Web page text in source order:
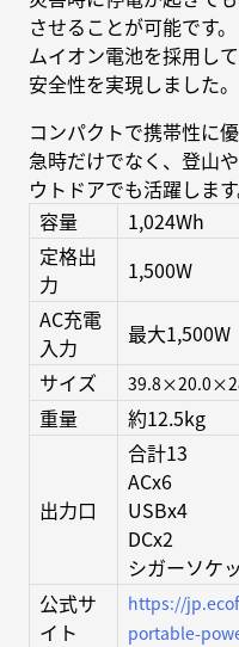
させることが可能です
ムイオン電池を採用し
安全性を実現しました。
コンパクトで携帯性に
急時だけでなく、登山
ウトドアでも活躍します
容量
1,024Wh
定格出
力
1,500W
AC充電
入力
最大1,500W
サイズ
重量 約12.5kg
出力口
合計13
ACx6
USBx4
DCx2
シガーソケ
公式サ
イト
https://
portable-